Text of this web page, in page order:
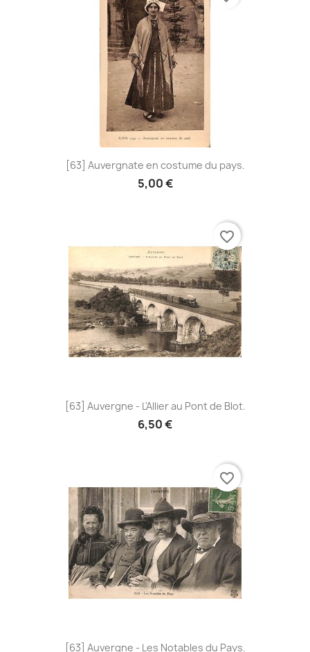
[63] Auvergnate en costume du pays.
5,00 €
[63] Auvergne - L'Allier au Pont de Blot.
6,50 €
favorite_border
[63] Auvergne - Les Notables du Pays.
favorite_border